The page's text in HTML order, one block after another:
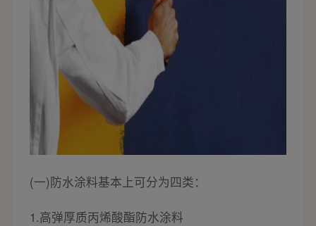
(一)防水涂料基本上可分为四类：
1.高弹厚质丙烯酸酯防水涂料